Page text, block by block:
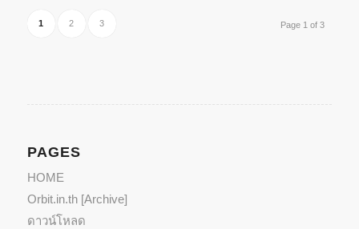
Page 1 of 3
1 2 3
PAGES
HOME
Orbit.in.th [Archive]
ดาวน์โหลด